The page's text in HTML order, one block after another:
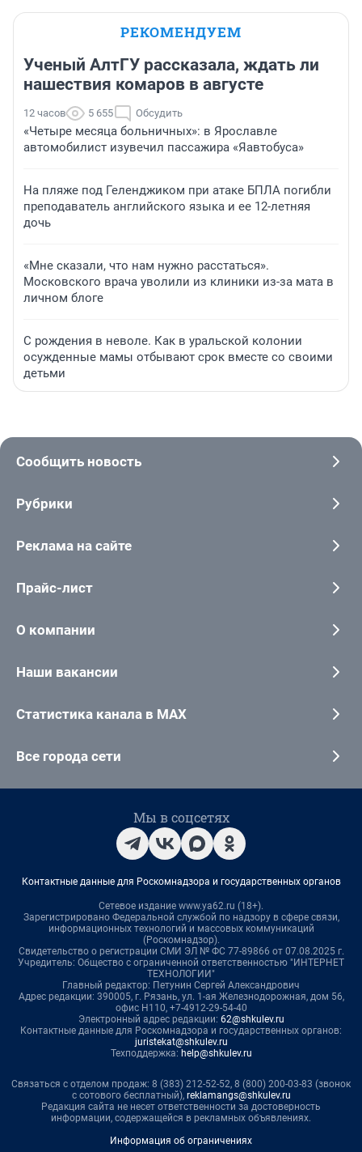
РЕКОМЕНДУЕМ
Ученый АлтГУ рассказала, ждать ли
нашествия комаров в августе
12 часов 5 655 Обсудить
«Четыре месяца больничных»: в Ярославле
автомобилист изувечил пассажира «Яавтобуса»
На пляже под Геленджиком при атаке БПЛА погибли
преподаватель английского языка и ее 12-летняя
дочь
«Мне сказали, что нам нужно расстаться».
Московского врача уволили из клиники из-за мата в
личном блоге
С рождения в неволе. Как в уральской колонии
осужденные мамы отбывают срок вместе со своими
детьми
Сообщить новость
Рубрики
Реклама на сайте
Прайс-лист
О компании
Наши вакансии
Статистика канала в MAX
Все города сети
Мы в соцсетях
Контактные данные для Роскомнадзора и государственных органов
Сетевое издание www.ya62.ru (18+).
Зарегистрировано Федеральной службой по надзору в сфере связи,
информационных технологий и массовых коммуникаций
(Роскомнадзор).
Свидетельство о регистрации СМИ ЭЛ № ФС 77-89866 от 07.08.2025 г.
Учредитель: Общество с ограниченной ответственностью "ИНТЕРНЕТ
ТЕХНОЛОГИИ"
Главный редактор: Петунин Сергей Александрович
Адрес редакции: 390005, г. Рязань, ул. 1-ая Железнодорожная, дом 56,
офис Н110, +7-4912-29-54-40
Электронный адрес редакции: 62@shkulev.ru
Контактные данные для Роскомнадзора и государственных органов:
juristekat@shkulev.ru
Техподдержка: help@shkulev.ru
Связаться с отделом продаж: 8 (383) 212-52-52, 8 (800) 200-03-83 (звонок
с сотового бесплатный), reklamangs@shkulev.ru
Редакция сайта не несет ответственности за достоверность
информации, содержащейся в рекламных объявлениях.
Информация об ограничениях